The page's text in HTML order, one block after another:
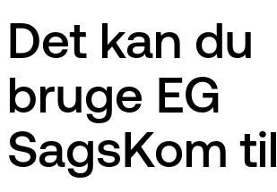
Det kan du
bruge EG
SagsKom til